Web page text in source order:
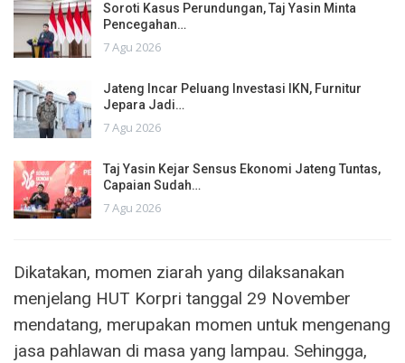
Soroti Kasus Perundungan, Taj Yasin Minta
Pencegahan…
7 Agu 2026
Jateng Incar Peluang Investasi IKN, Furnitur
Jepara Jadi…
7 Agu 2026
Taj Yasin Kejar Sensus Ekonomi Jateng Tuntas,
Capaian Sudah…
7 Agu 2026
Dikatakan, momen ziarah yang dilaksanakan
menjelang HUT Korpri tanggal 29 November
mendatang, merupakan momen untuk mengenang
jasa pahlawan di masa yang lampau. Sehingga,